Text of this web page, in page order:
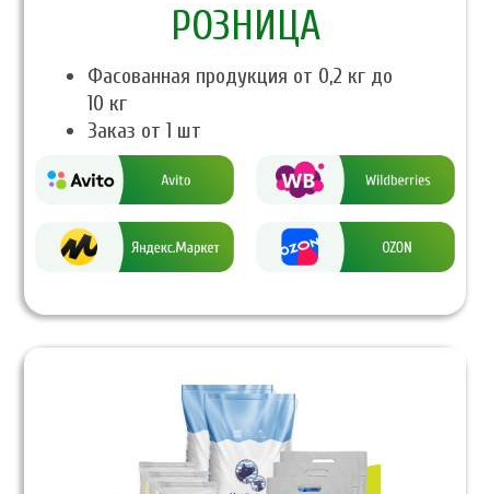
PОЗНИЦА
Фасованная продукция от 0,2 кг до
10 кг
Заказ от 1 шт